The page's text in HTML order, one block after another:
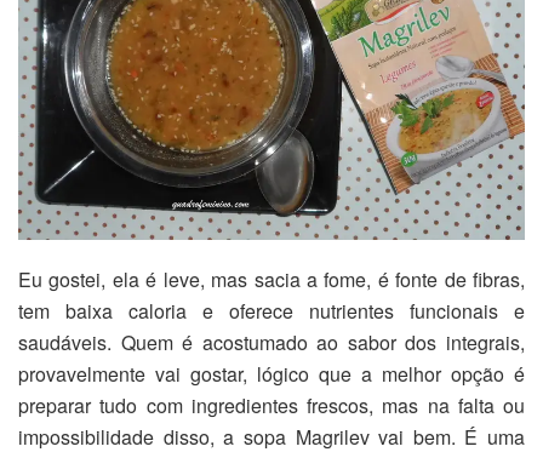
Eu gostei, ela é leve, mas sacia a fome, é fonte de fibras,
tem baixa caloria e oferece nutrientes funcionais e
saudáveis. Quem é acostumado ao sabor dos integrais,
provavelmente vai gostar, lógico que a melhor opção é
preparar tudo com ingredientes frescos, mas na falta ou
impossibilidade disso, a sopa Magrilev vai bem. É uma